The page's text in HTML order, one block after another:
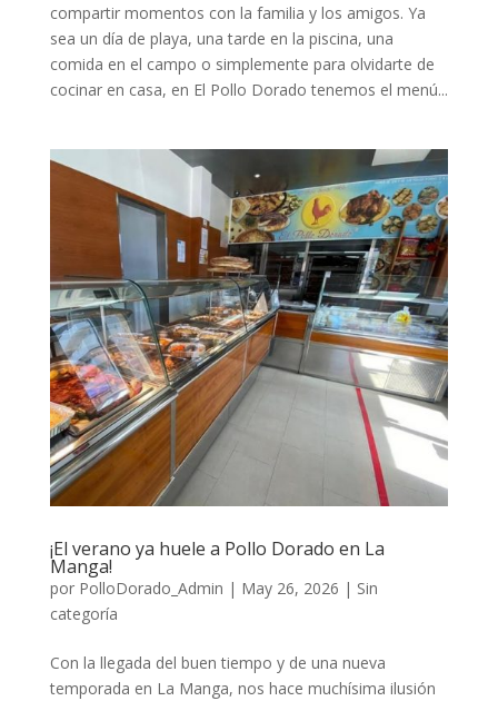
compartir momentos con la familia y los amigos. Ya
sea un día de playa, una tarde en la piscina, una
comida en el campo o simplemente para olvidarte de
cocinar en casa, en El Pollo Dorado tenemos el menú...
¡El verano ya huele a Pollo Dorado en La
Manga!
por PolloDorado_Admin | May 26, 2026 | Sin
categoría
Con la llegada del buen tiempo y de una nueva
temporada en La Manga, nos hace muchísima ilusión